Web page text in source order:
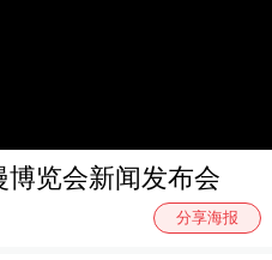
览会新闻发布会
分享海报